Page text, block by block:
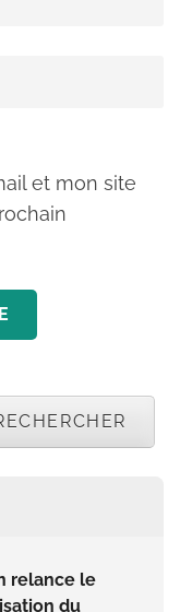
et mon site
relance le
du